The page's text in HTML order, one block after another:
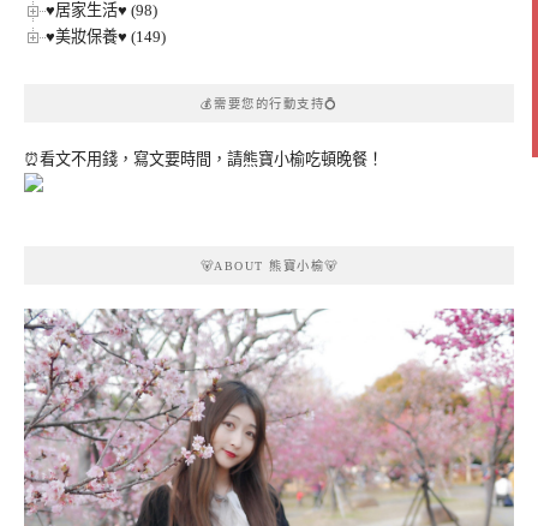
♥居家生活♥ (98)
♥美妝保養♥ (149)
💰需要您的行動支持💍
⏰看文不用錢，寫文要時間，請熊寶小榆吃頓晚餐！
🐻ABOUT 熊寶小榆🐻